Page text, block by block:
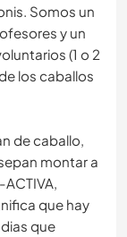
Somos un
y un
(1 o 2
los caballos
de caballo,
montar a
que hay
que